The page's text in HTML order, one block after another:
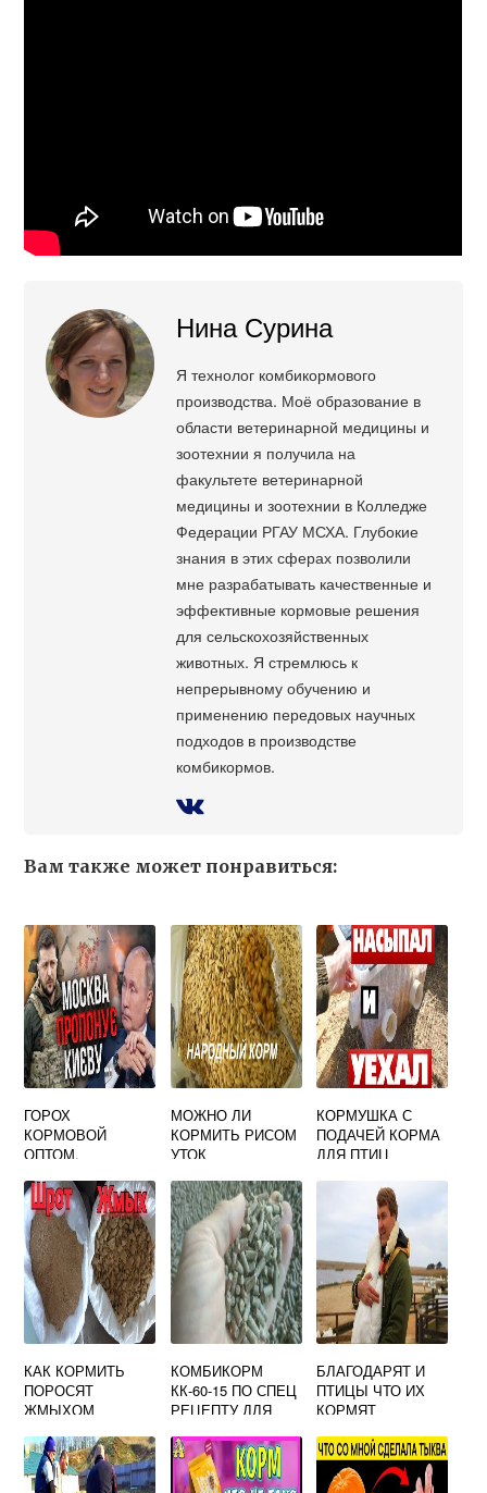
Нина Сурина
Я технолог комбикормового
производства. Моё образование в
области ветеринарной медицины и
зоотехнии я получила на
факультете ветеринарной
медицины и зоотехнии в Колледже
Федерации РГАУ МСХА. Глубокие
знания в этих сферах позволили
мне разрабатывать качественные и
эффективные кормовые решения
для сельскохозяйственных
животных. Я стремлюсь к
непрерывному обучению и
применению передовых научных
подходов в производстве
комбикормов.
Вам также может понравиться:
ГОРОХ
КОРМОВОЙ
ОПТОМ,
МОСКВЕ И
МОСКОВСКОЙ
ОБЛАСТИ, ЦЕНЫ.
МОЖНО ЛИ
КОРМИТЬ РИСОМ
УТОК
КОРМУШКА С
ПОДАЧЕЙ КОРМА
ДЛЯ ПТИЦ
КАК КОРМИТЬ
ПОРОСЯТ
ЖМЫХОМ
КОМБИКОРМ
КК-60-15 ПО СПЕЦ
РЕЦЕПТУ ДЛЯ
БЛАГОДАРЯТ И
ПТИЦЫ ЧТО ИХ
КОРМЯТ